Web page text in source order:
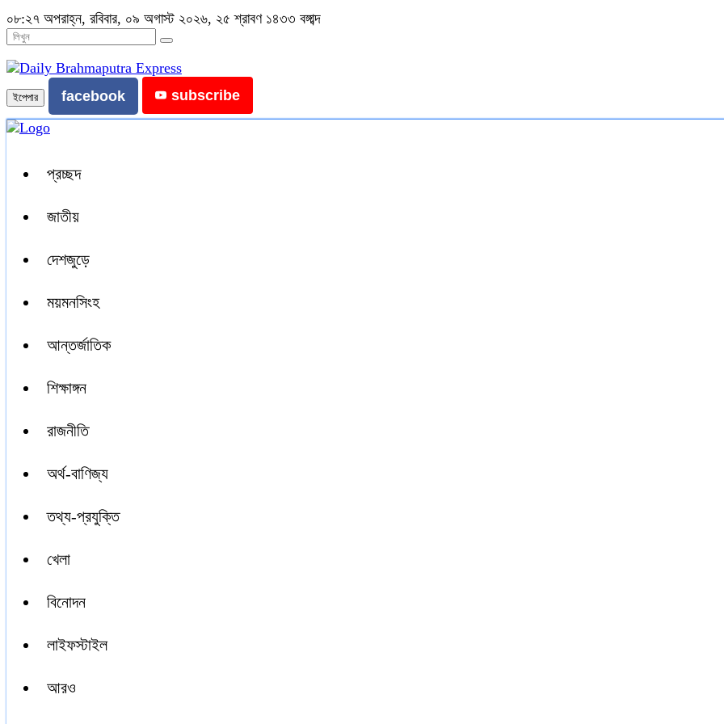
০৮:২৭ অপরাহ্ন, রবিবার, ০৯ অগাস্ট ২০২৬, ২৫ শ্রাবণ ১৪৩৩ বঙ্গাব্দ
ইপেপার facebook subscribe
প্রচ্ছদ
জাতীয়
দেশজুড়ে
ময়মনসিংহ
আন্তর্জাতিক
শিক্ষাঙ্গন
রাজনীতি
অর্থ-বাণিজ্য
তথ্য-প্রযুক্তি
খেলা
বিনোদন
লাইফস্টাইল
আরও